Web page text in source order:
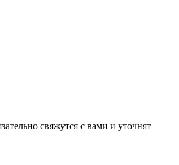
свяжутся с вами и уточнят